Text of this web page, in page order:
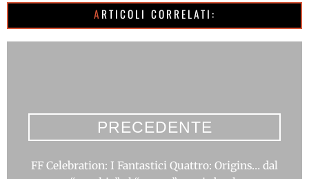
ARTICOLI CORRELATI:
PRECEDENTE
FF Celebration: I Fantastici Quattro: Origins… dal